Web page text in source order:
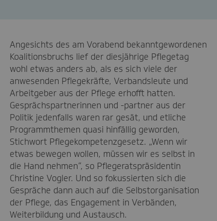
Angesichts des am Vorabend bekanntgewordenen
Koalitionsbruchs lief der diesjährige Pflegetag
wohl etwas anders ab, als es sich viele der
anwesenden Pflegekräfte, Verbandsleute und
Arbeitgeber aus der Pflege erhofft hatten.
Gesprächspartnerinnen und -partner aus der
Politik jedenfalls waren rar gesät, und etliche
Programmthemen quasi hinfällig geworden,
Stichwort Pflegekompetenzgesetz. „Wenn wir
etwas bewegen wollen, müssen wir es selbst in
die Hand nehmen“, so Pflegeratspräsidentin
Christine Vogler. Und so fokussierten sich die
Gespräche dann auch auf die Selbstorganisation
der Pflege, das Engagement in Verbänden,
Weiterbildung und Austausch.